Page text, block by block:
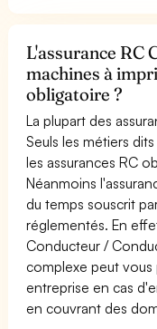
L'assurance RC
machines à
obligatoire ?
La plupart des
Seuls les métiers
les assurances RC
Néanmoins
du temps souscrit
réglementés. En
Conducteur /
complexe peut
entreprise en cas
en couvrant des